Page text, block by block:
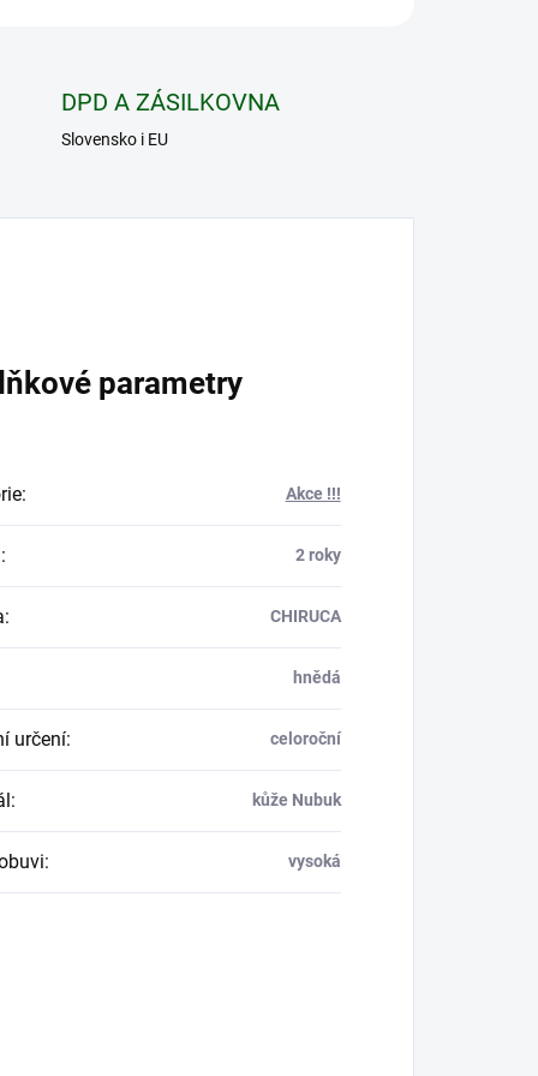
DPD A ZÁSILKOVNA
Slovensko i EU
parametry
: Akce !!!
: 2 roky
: CHIRUCA
hnědá
určení: celoroční
: kůže Nubuk
: vysoká